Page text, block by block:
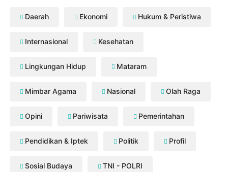
Daerah Ekonomi Hukum & Peristiwa
Internasional Kesehatan
Lingkungan Hidup Mataram
Mimbar Agama Nasional Olah Raga
Opini Pariwisata Pemerintahan
Pendidikan & Iptek Politik Profil
Sosial Budaya TNI - POLRI